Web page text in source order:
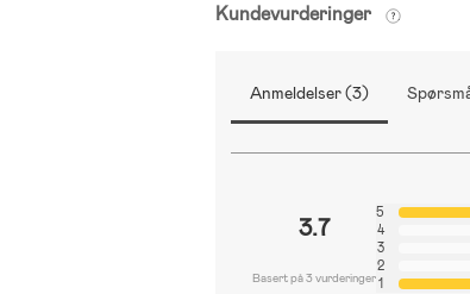
Kundevurderinger
Anmeldelser (3)
3.7
Basert på 3 vurderinger
5
4
3
2
1